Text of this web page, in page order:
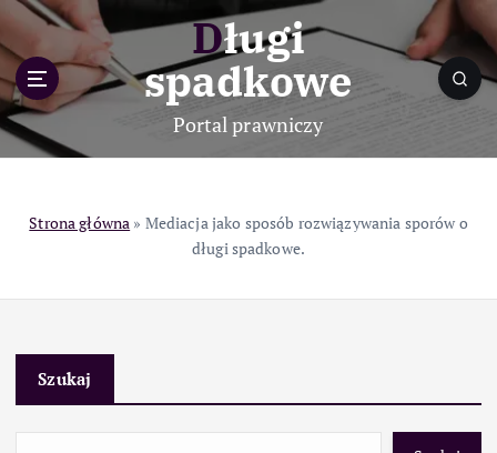
p
o
c
Długi
spadkowe
Portal prawniczy
Strona główna » Mediacja jako sposób rozwiązywania sporów o
długi spadkowe.
Szukaj